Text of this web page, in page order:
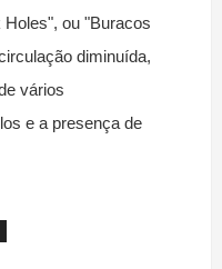
ou "Buracos
diminuída,
vários
e a presença de